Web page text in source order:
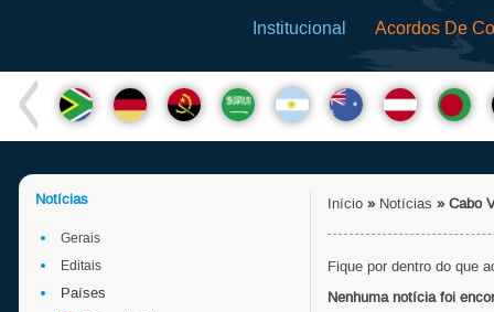
Institucional Acordos De
Notícias
Gerais
Editais
Países
Início »Notícias » Cabo
Fique por dentro do que
Nenhuma notícia foi